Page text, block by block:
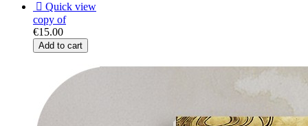
 Quick view
copy of
€15.00
Add to cart